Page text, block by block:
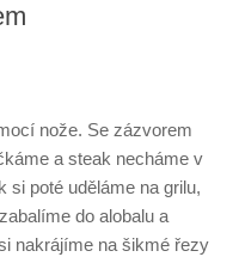
nože. Se zázvorem
a steak necháme v
si poté uděláme na grilu,
do alobalu a
nakrájíme na šikmé řezy